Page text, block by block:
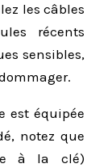
les câbles
récents
sensibles,
est équipée
notez que
à la clé)